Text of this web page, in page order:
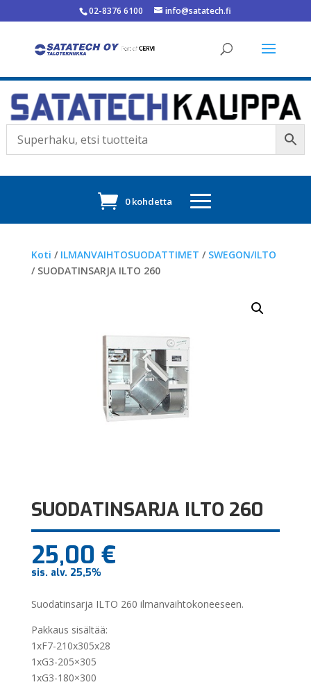
02-8376 6100 info@satatech.fi
0 kohdetta
Koti / ILMANVAIHTOSUODATTIMET / SWEGON/ILTO
/ SUODATINSARJA ILTO 260
SUODATINSARJA ILTO 260
25,00 €
sis. alv. 25,5%
Suodatinsarja ILTO 260 ilmanvaihtokoneeseen.
Pakkaus sisältää:
1xF7-210x305x28
1xG3-205×305
1xG3-180×300